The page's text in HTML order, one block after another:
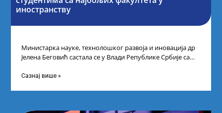
иностранству
Министарка науке, технолошког развоја и иновација др
Јелена Беговић састала се у Влади Републике Србије са
Сазнај више »